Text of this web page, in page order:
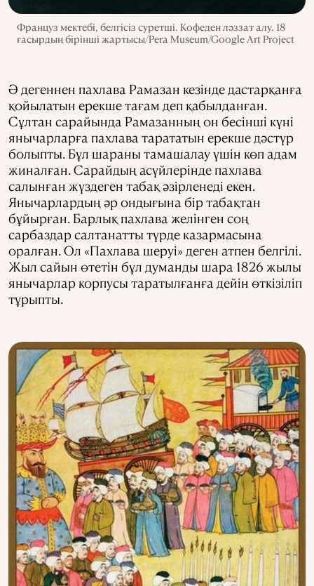
Француз мектебі, белгісіз суретші. Кофеден ләззат алу. 18
ғасырдың бірінші жартысы/Pera Museum/Google Art Project
Ә дегеннен пахлава Рамазан кезінде дастарқанға
қойылатын ерекше тағам деп қабылданған.
Сұлтан сарайында Рамазанның он бесінші күні
янычарларға пахлава тарататын ерекше дәстүр
болыпты. Бұл шараны тамашалау үшін көп адам
жиналған. Сарайдың асүйлерінде пахлава
салынған жүздеген табақ әзірленеді екен.
Янычарлардың әр ондығына бір табақтан
бұйырған. Барлық пахлава желінген соң
сарбаздар салтанатты түрде казармасына
оралған. Ол «Пахлава шеруі» деген атпен белгілі.
Жыл сайын өтетін бұл думанды шара 1826 жылы
янычарлар корпусы таратылғанға дейін өткізіліп
тұрыпты.